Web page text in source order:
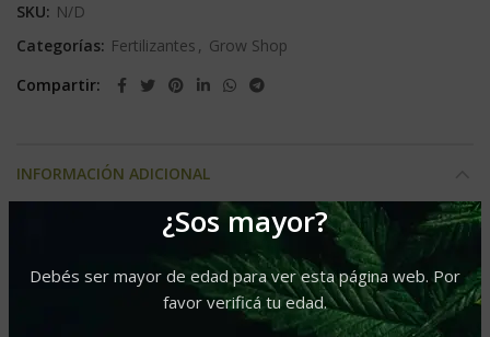
¿Sos mayor?
Debés ser mayor de edad para ver esta página web. Por
favor verificá tu edad.
SKU: N/D
Categorías: Fertilizantes , Grow Shop
Compartir
INFORMACIÓN ADICIONAL
125g, 500g, 50gm